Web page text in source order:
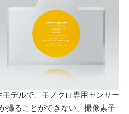
デルで、モノクロ専用センサー
撮ることができない。撮像素子